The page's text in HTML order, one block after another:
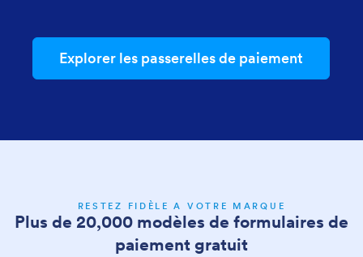
Explorer les passerelles de paiement
RESTEZ FIDÈLE A VOTRE MARQUE
Plus de 20,000 modèles de formulaires de
paiement gratuit